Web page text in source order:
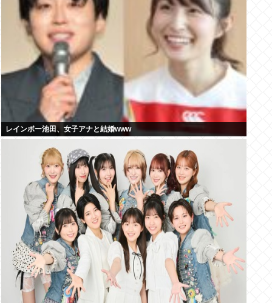
レインボー池田、女子アナと結婚www